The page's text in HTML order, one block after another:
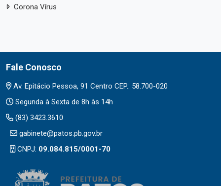
Corona Vírus
Fale Conosco
Av. Epitácio Pessoa, 91 Centro CEP.: 58.700-020
Segunda à Sexta de 8h às 14h
(83) 3423.3610
gabinete@patos.pb.gov.br
CNPJ: 09.084.815/0001-70